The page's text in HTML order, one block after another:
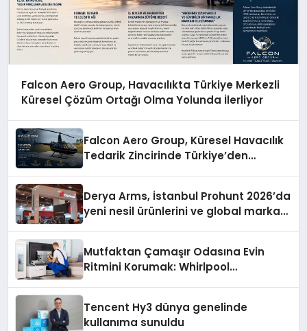
Falcon Aero Group, Havacılıkta Türkiye Merkezli
Küresel Çözüm Ortağı Olma Yolunda İlerliyor
Falcon Aero Group, Küresel Havacılık
Tedarik Zincirinde Türkiye’den
Derya Arms, İstanbul Prohunt 2026’da
yeni nesil ürünlerini ve global marka
Mutfaktan Çamaşır Odasına Evin
Ritmini Korumak: Whirlpool
Tencent Hy3 dünya genelinde
kullanıma sunuldu